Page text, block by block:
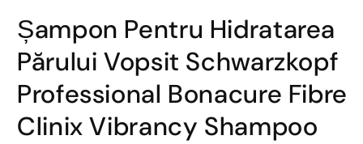
Șampon Pentru Hidratarea
Părului Vopsit Schwarzkopf
Professional Bonacure Fibre
Clinix Vibrancy Shampoo